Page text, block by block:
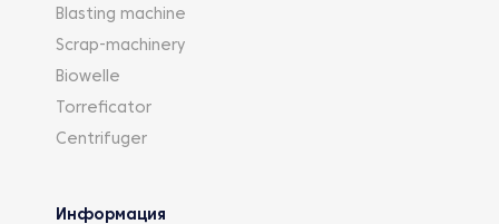
Blasting machine
Scrap-machinery
Biowelle
Torreficator
Centrifuger
Информация